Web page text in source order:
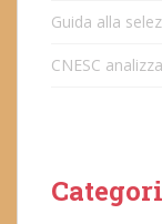
Guida alla
CNESC